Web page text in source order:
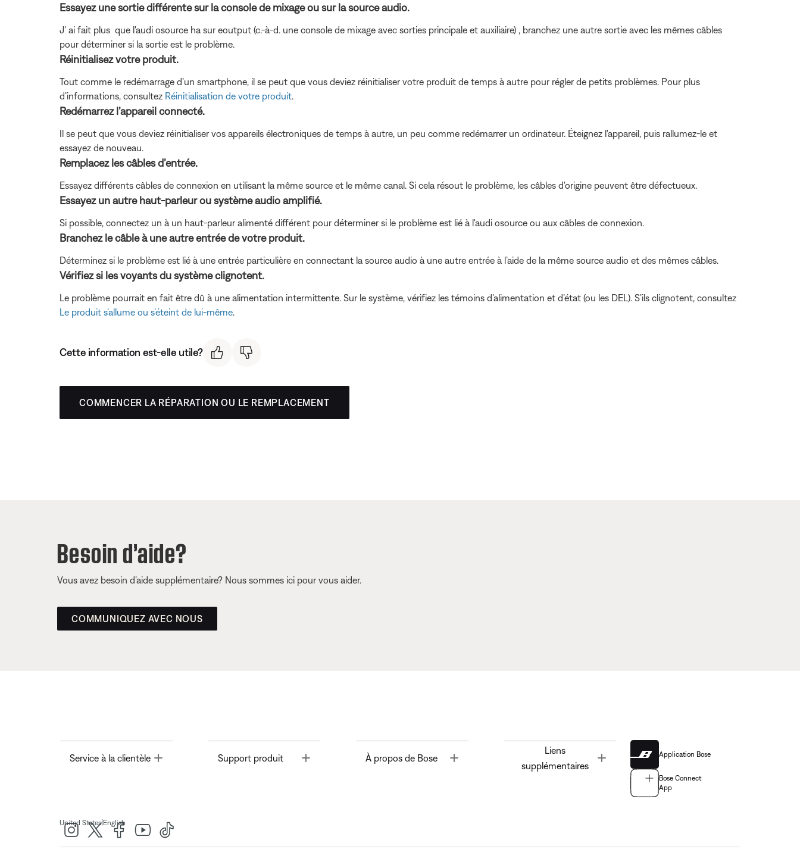
Essayez une sortie différente sur la console de mixage ou sur la source audio.
J' ai fait plus que l'audi osource ha sur eoutput (c.-à-d. une console de mixage avec sorties principale et auxiliaire) , branchez une autre sortie avec les mêmes câbles
pour déterminer si la sortie est le problème.
Réinitialisez votre produit.
Tout comme le redémarrage d’un smartphone, il se peut que vous deviez réinitialiser votre produit de temps à autre pour régler de petits problèmes. Pour plus
d’informations, consultez Réinitialisation de votre produit
Redémarrez l’appareil connecté.
Il se peut que vous deviez réinitialiser vos appareils électroniques de temps à autre, un peu comme redémarrer un ordinateur. Éteignez l'appareil, puis rallumez-le et
essayez de nouveau.
Remplacez les câbles d’entrée.
Essayez différents câbles de connexion en utilisant la même source et le même canal. Si cela résout le problème, les câbles d'origine peuvent être défectueux.
Essayez un autre haut-parleur ou système audio amplifié.
Si possible, connectez un à un haut-parleur alimenté différent pour déterminer si le problème est lié à l'audi osource ou aux câbles de connexion.
Branchez le câble à une autre entrée de votre produit.
Déterminez si le problème est lié à une entrée particulière en connectant la source audio à une autre entrée à l’aide de la même source audio et des mêmes câbles.
Vérifiez si les voyants du système clignotent.
Le problème pourrait en fait être dû à une alimentation intermittente. Sur le système, vérifiez les témoins d’alimentation et d’état (ou les DEL). S’ils clignotent, consultez
Le produit s’allume ou s’éteint de lui-même
Cette information est-elle utile?
COMMENCER LA RÉPARATION OU LE REMPLACEMENT
Besoin d’aide?
Vous avez besoin d’aide supplémentaire? Nous sommes ici pour vous aider.
COMMUNIQUEZ AVEC NOUS
Service à la clientèle Toggle Support produit À propos de Bose Toggle
Liens
supplémentaires
Application Bose
Bose Connect
App
United States|English